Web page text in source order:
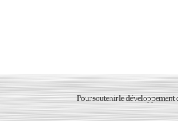
Pour soutenir le développement